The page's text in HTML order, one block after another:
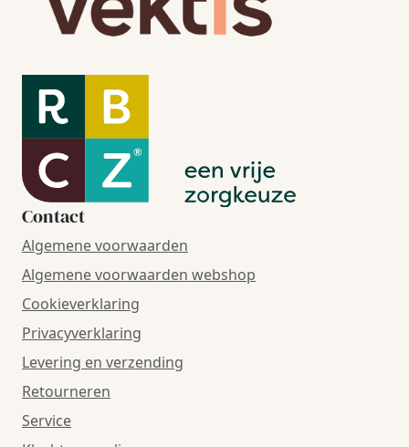
Contact
Algemene voorwaarden
Algemene voorwaarden webshop
Cookieverklaring
Privacyverklaring
Levering en verzending
Retourneren
Service